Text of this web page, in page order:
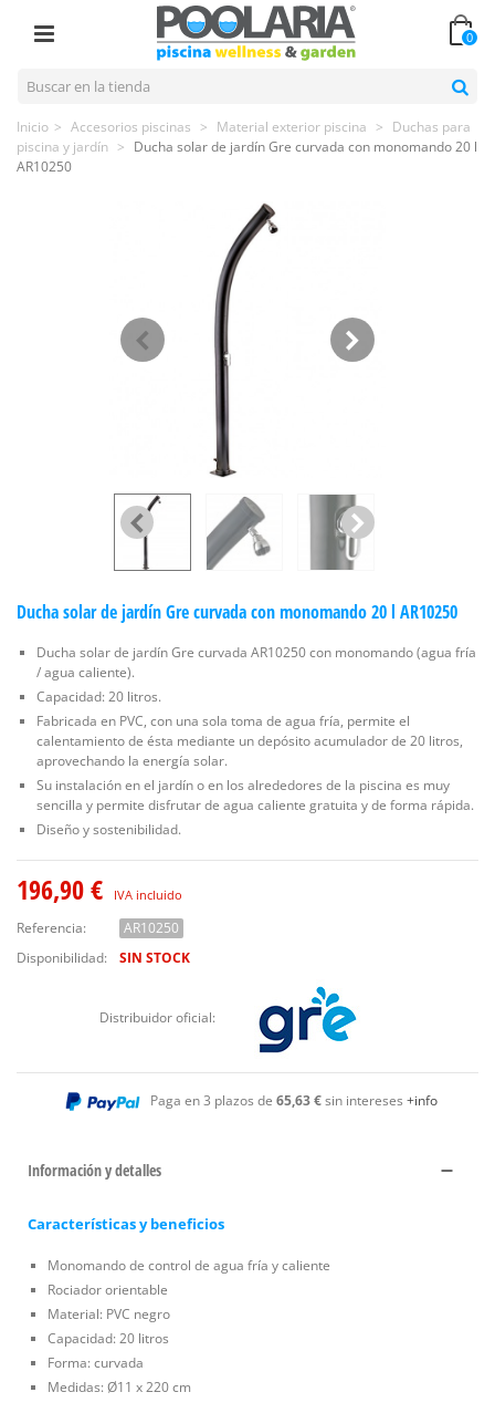
0
Inicio > Accesorios piscinas > Material exterior piscina > Duchas para
piscina y jardín > Ducha solar de jardín Gre curvada con monomando 20 l
AR10250
Ducha solar de jardín Gre curvada con monomando 20 l AR10250
Ducha solar de jardín Gre curvada AR10250 con monomando (agua fría
/ agua caliente).
Capacidad: 20 litros.
Fabricada en PVC, con una sola toma de agua fría, permite el
calentamiento de ésta mediante un depósito acumulador de 20 litros,
aprovechando la energía solar.
Su instalación en el jardín o en los alrededores de la piscina es muy
sencilla y permite disfrutar de agua caliente gratuita y de forma rápida.
Diseño y sostenibilidad.
196,90 € IVA incluido
Referencia:
AR10250
Disponibilidad:
SIN STOCK
Distribuidor oficial:
Paga en 3 plazos de 65,63 €sin intereses +info
Información y detalles
Características y beneficios
Monomando de control de agua fría y caliente
Rociador orientable
Material: PVC negro
Capacidad: 20 litros
Forma: curvada
Medidas: Ø11 x 220 cm